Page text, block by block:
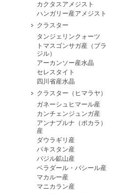
カクタスアメジスト
ハンガリー産アメジスト
クラスター
タンジェリンクォーツ
トマスゴンサガ産（ブラ
ジル）
アーカンソー産水晶
セレスタイト
四川省産水晶
クラスター（ヒマラヤ）
ガネーシュヒマール産
カンチェンジュンガ産
アンナプルナ（ポカラ）
産
ダウラギリ産
パキスタン産
バジル鉱山産
ベラダール・バシール産
マカルー産
マニカラン産